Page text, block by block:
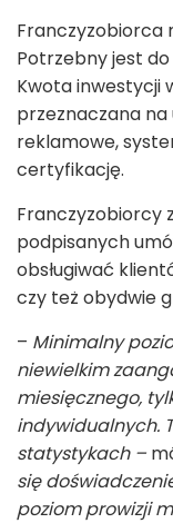
Franczyzobiorca
Potrzebny jest
Kwota inwestycji
przeznaczana na
reklamowe,
certyfikację.
Franczyzobiorcy
podpisanych
obsługiwać
czy też obydwie
– Minimalny
niewielkim
miesięcznego,
indywidualnych.
statystykach –
się
poziom prowizji